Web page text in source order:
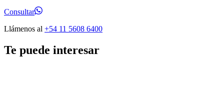
Consultar
Llámenos al +54 11 5608 6400
Te puede interesar